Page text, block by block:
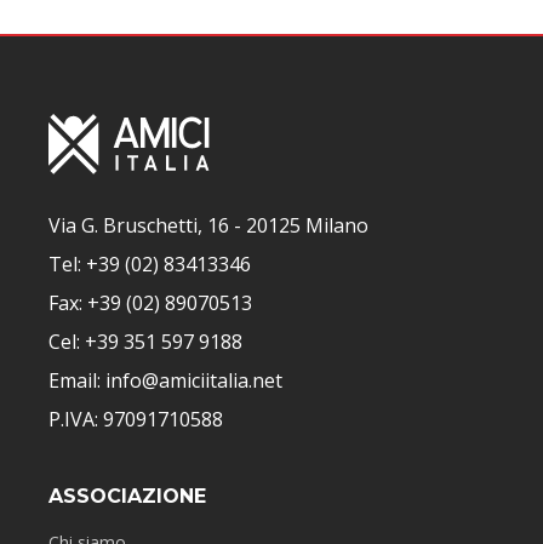
Via G. Bruschetti, 16 - 20125 Milano
Tel: +39 (02) 83413346
Fax: +39 (02) 89070513
Cel: +39 351 597 9188
Email: info@amiciitalia.net
P.IVA: 97091710588
ASSOCIAZIONE